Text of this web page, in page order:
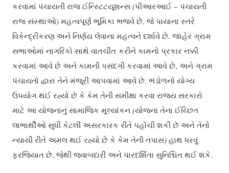
કરવામાં પંચાયતી રાજ ઈન્સ્ટિટયૂશન્સ (પીઆરઆઈ – પંચાયતી
રાજ સંસ્થાઓ) મહત્વપૂર્ણ ભૂમિકા ભજવે છે, જે પાયાના સ્તરે
વિકેન્દ્રીકરણ અને નિર્ણય લેવાના મહત્વને દર્શાવે છે. જાહેર ગ્રામ
સભાઓમાં નાગરિકો સાથે વાતચીત કરીને કામનો પ્રકાર નક્કી
કરવામાં આવે છે અને કામની પસંદગી કરવામાં આવે છે, અને ગ્રામ
પંચાયતો દ્વારા તેને મંજૂરી આપવામાં આવે છે. ભંડોળનો યોગ્ય
ઉપયોગ થઈ રહ્યો છે કે કેમ તેની સમીક્ષા કરવા રાજ્ય સરકારો
માટે આ યોજનાનું સામાજિક મૂલ્યાંકન (યોજના તેના ઈચ્છિત
લાભાર્થીઓ સુધી કેટલી અસરકારક રીતે પહોંચી શકી છે અને તેનો
ન્યાયી રીતે અમલ થઈ રહ્યો છે કે કેમ તેની તપાસ) હાથ ધરવું
ફરજિયાત છે, જેથી જવાબદારી અને પારદર્શિતા સુનિશ્ચિત થઈ શકે.